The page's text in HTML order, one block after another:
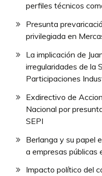
perfiles técnicos
Presunta
privilegiada en
La implicación de
irregularidades de la
Participaciones
Exdirectivo de
Nacional por
SEPI
Berlanga y su papel
a empresas públicas
Impacto político del